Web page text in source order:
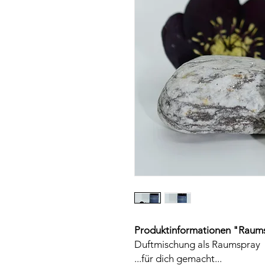
Produktinformationen
Duftmischung als Raumspray
...für dich gemacht...